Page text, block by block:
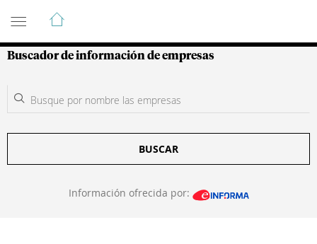
Guía de Empresas Colombianas
Buscador de información de empresas
BUSCAR
Información ofrecida por: